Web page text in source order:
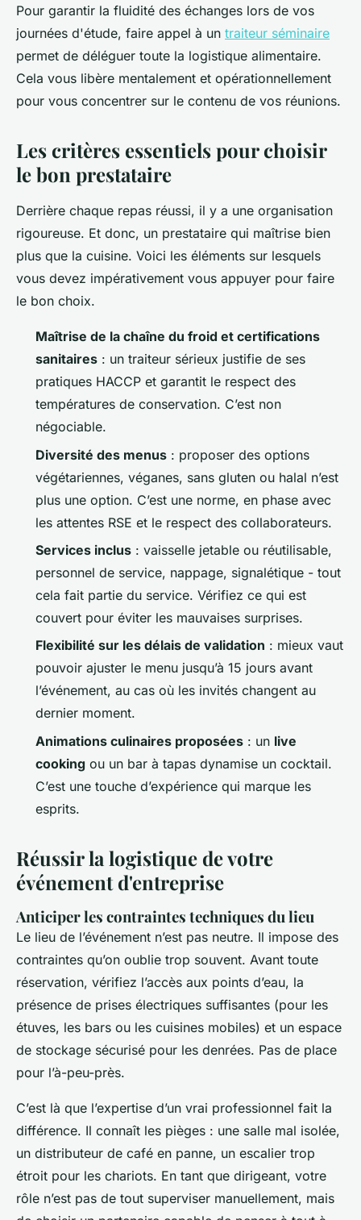
Pour garantir la fluidité des échanges lors de vos
journées d'étude, faire appel à un traiteur séminaire
permet de déléguer toute la logistique alimentaire.
Cela vous libère mentalement et opérationnellement
pour vous concentrer sur le contenu de vos réunions.
Les critères essentiels pour choisir
le bon prestataire
Derrière chaque repas réussi, il y a une organisation
rigoureuse. Et donc, un prestataire qui maîtrise bien
plus que la cuisine. Voici les éléments sur lesquels
vous devez impérativement vous appuyer pour faire
le bon choix.
Maîtrise de la chaîne du froid et certifications
sanitaires : un traiteur sérieux justifie de ses
pratiques HACCP et garantit le respect des
températures de conservation. C’est non
négociable.
Diversité des menus : proposer des options
végétariennes, véganes, sans gluten ou halal n’est
plus une option. C’est une norme, en phase avec
les attentes RSE et le respect des collaborateurs.
Services inclus : vaisselle jetable ou réutilisable,
personnel de service, nappage, signalétique - tout
cela fait partie du service. Vérifiez ce qui est
couvert pour éviter les mauvaises surprises.
Flexibilité sur les délais de validation : mieux vaut
pouvoir ajuster le menu jusqu’à 15 jours avant
l’événement, au cas où les invités changent au
dernier moment.
Animations culinaires proposées : un live
cooking ou un bar à tapas dynamise un cocktail.
C’est une touche d’expérience qui marque les
esprits.
Réussir la logistique de votre
événement d'entreprise
Anticiper les contraintes techniques du lieu
Le lieu de l’événement n’est pas neutre. Il impose des
contraintes qu’on oublie trop souvent. Avant toute
réservation, vérifiez l’accès aux points d’eau, la
présence de prises électriques suffisantes (pour les
étuves, les bars ou les cuisines mobiles) et un espace
de stockage sécurisé pour les denrées. Pas de place
pour l’à-peu-près.
C’est là que l’expertise d’un vrai professionnel fait la
différence. Il connaît les pièges : une salle mal isolée,
un distributeur de café en panne, un escalier trop
étroit pour les chariots. En tant que dirigeant, votre
rôle n’est pas de tout superviser manuellement, mais